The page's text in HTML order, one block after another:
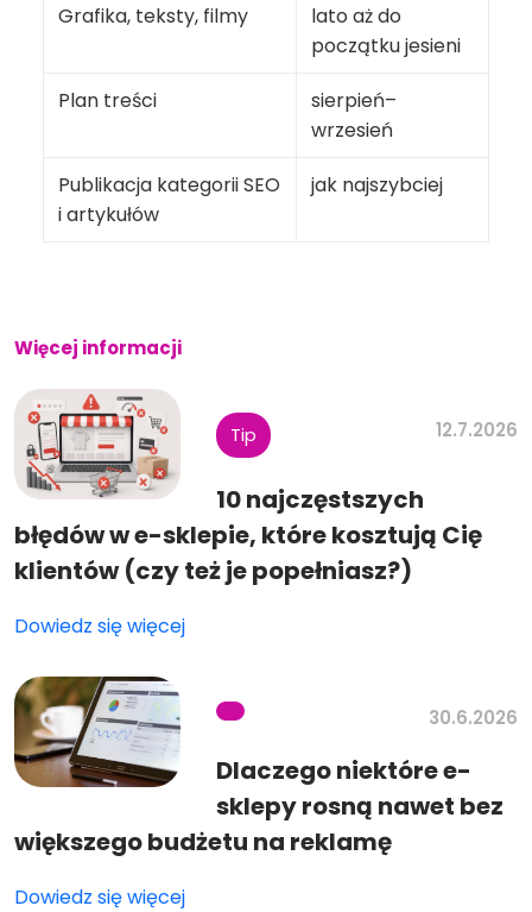
Grafika, teksty, filmy
lato aż do
początku jesieni
Plan treści
sierpień–
wrzesień
Publikacja kategorii SEO
i artykułów
jak najszybciej
Więcej informacji
Tip 12.7.2026
10 najczęstszych
błędów w e-sklepie, które kosztują Cię
klientów (czy też je popełniasz?)
Dowiedz się więcej
30.6.2026
Dlaczego niektóre e-
sklepy rosną nawet bez
większego budżetu na reklamę
Dowiedz się więcej